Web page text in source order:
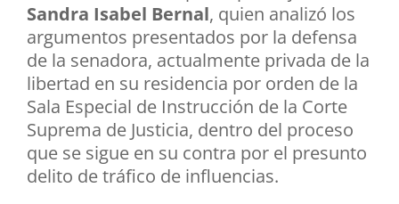
Sandra Isabel Bernal, quien analizó los
argumentos presentados por la defensa
de la senadora, actualmente privada de la
libertad en su residencia por orden de la
Sala Especial de Instrucción de la Corte
Suprema de Justicia, dentro del proceso
que se sigue en su contra por el presunto
delito de tráfico de influencias.